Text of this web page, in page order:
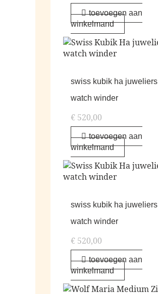
toevoegen aan
winkelmand
swiss kubik ha juweliers
watch winder
€ 520,00
toevoegen aan
winkelmand
swiss kubik ha juweliers
watch winder
€ 520,00
toevoegen aan
winkelmand